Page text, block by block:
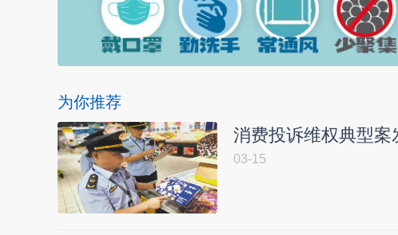
为你推荐
消费投诉维权典型案
03-15